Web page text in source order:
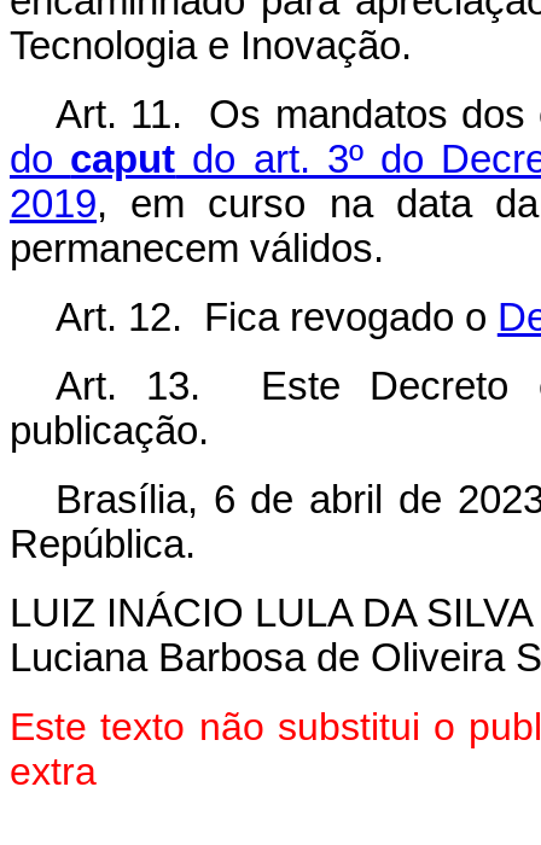
Tecnologia e Inovação.
Art. 11. Os mandatos
do caput do art. 3º do
2019, em curso na data
permanecem válidos.
Art. 12. Fica revogado o
Art. 13. Este Decreto
publicação.
Brasília, 6 de abril de
República.
LUIZ INÁCIO LULA DA SILVA
Luciana Barbosa de Oliveira
Este texto não substitui o
extra